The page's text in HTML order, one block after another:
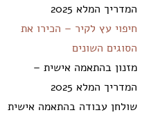
המדריך המלא 2025
חיפוי עץ לקיר – הכירו את
הסוגים השונים
מזנון בהתאמה אישית –
המדריך המלא 2025
שולחן עבודה בהתאמה אישית